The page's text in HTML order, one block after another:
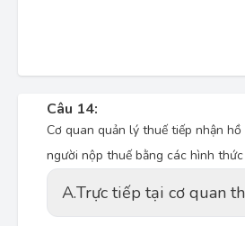
Câu 14:
Cơ quan quản lý thuế tiếp nhận
người nộp thuế bằng các hình
A.Trực tiếp tại cơ quan